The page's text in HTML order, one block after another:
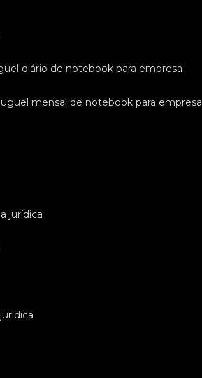
diário de notebook para empresa
mensal de notebook para empresa
jurídica